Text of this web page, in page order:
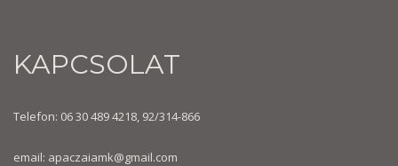
KAPCSOLAT
Telefon: 06 30 489 4218, 92/314-866
email: apaczaiamk@gmail.com